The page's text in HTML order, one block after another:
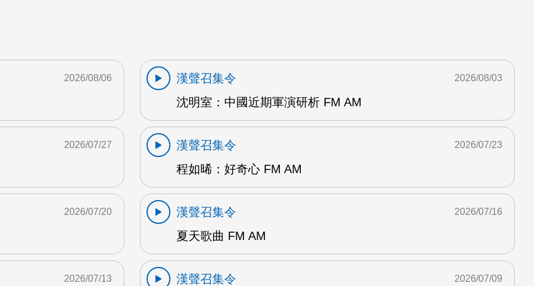
2026/08/06
漢聲召集令
沈明室：中國近期軍演研析 FM AM
2026/08/03
2026/07/27
漢聲召集令
程如晞：好奇心 FM AM
2026/07/23
2026/07/20
漢聲召集令
夏天歌曲 FM AM
2026/07/16
2026/07/13
漢聲召集令
2026/07/09